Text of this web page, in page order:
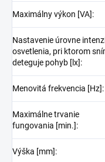
Maximálny výkon [VA]:
Nastavenie úrovne
osvetlenia, pri ktorom
deteguje pohyb [lx]:
Menovitá frekvencia [Hz]:
Maximálne trvanie
fungovania [min.]:
Výška [mm]: